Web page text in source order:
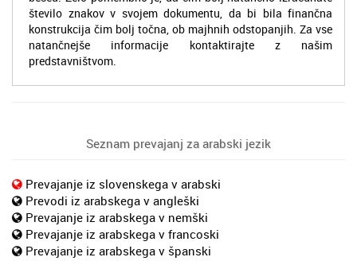
število znakov v svojem dokumentu, da bi bila finančna
konstrukcija čim bolj točna, ob majhnih odstopanjih. Za vse
natančnejše informacije kontaktirajte z našim
predstavništvom.
Seznam prevajanj za arabski jezik
Prevajanje iz slovenskega v arabski
Prevodi iz arabskega v angleški
Prevajanje iz arabskega v nemški
Prevajanje iz arabskega v francoski
Prevajanje iz arabskega v španski